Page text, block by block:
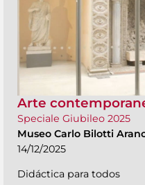
Arte
Speciale Giubileo 2025
Museo Carlo Bilotti
14/12/2025
Didáctica para todos